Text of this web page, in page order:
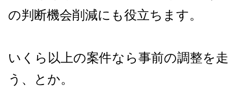
の判断機会削減にも役立ちます。
いくら以上の案件なら事前の調整を
う、とか。